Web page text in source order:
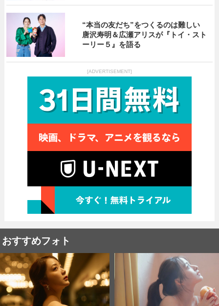
“本当の友だち”をつくるのは難しい
唐沢寿明＆広瀬アリスが『トイ・スト
ーリー５』を語る
[ADVERTISEMENT]
おすすめフォト